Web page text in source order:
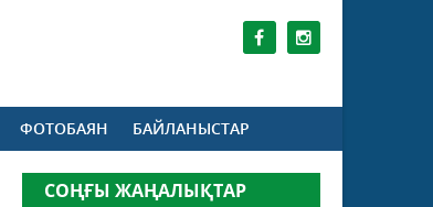
ФОТОБАЯН БАЙЛАНЫСТАР
СОҢҒЫ ЖАҢАЛЫҚТАР